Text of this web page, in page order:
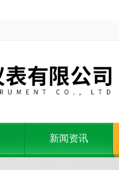
新闻资讯